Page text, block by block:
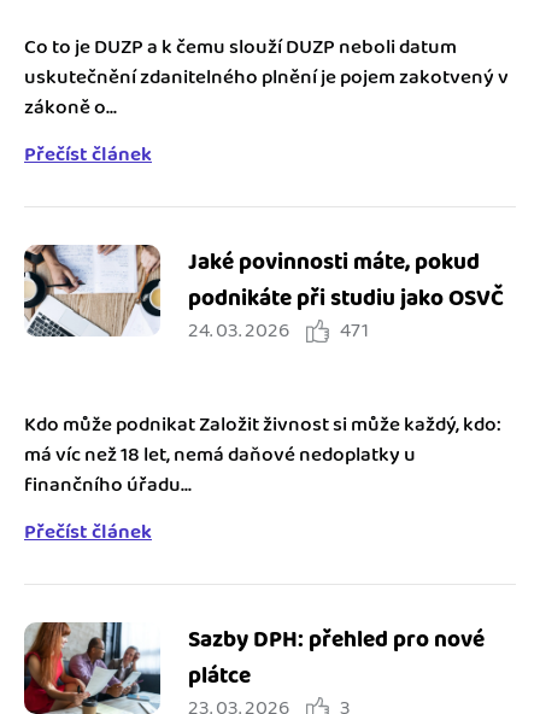
Co to je DUZP a k čemu slouží DUZP neboli datum
uskutečnění zdanitelného plnění je pojem zakotvený v
zákoně o...
Přečíst článek
Jaké povinnosti máte, pokud
podnikáte při studiu jako OSVČ
24. 03. 2026 471
Kdo může podnikat Založit živnost si může každý, kdo:
má víc než 18 let, nemá daňové nedoplatky u
finančního úřadu...
Přečíst článek
Sazby DPH: přehled pro nové
plátce